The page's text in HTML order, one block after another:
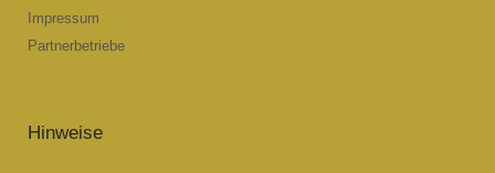
Impressum
Partnerbetriebe
Hinweise